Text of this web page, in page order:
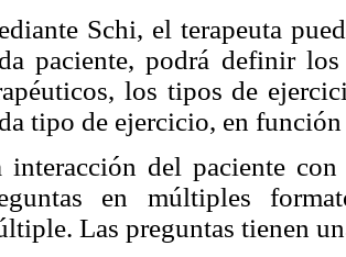
Schi, el terapeuta
paciente, podrá definir
los tipos de
tipo de ejercicio, en
interacción del paciente
en múltiples
Las preguntas tienen